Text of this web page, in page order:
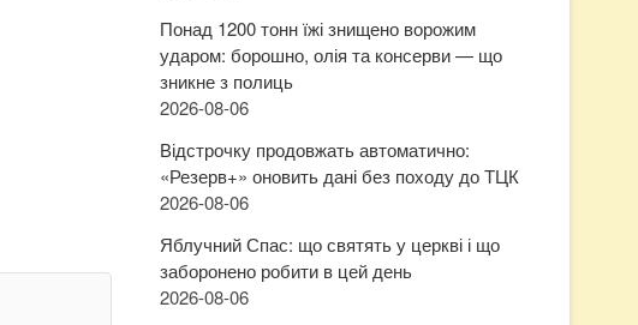
Понад 1200 тонн їжі знищено ворожим
ударом: борошно, олія та консерви — що
зникне з полиць
2026-08-06
Відстрочку продовжать автоматично:
«Резерв+» оновить дані без походу до ТЦК
2026-08-06
Яблучний Спас: що святять у церкві і що
заборонено робити в цей день
2026-08-06